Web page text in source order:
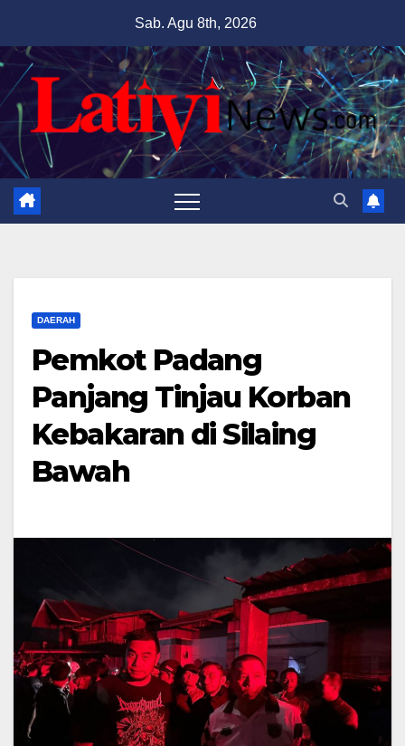
content
Sab. Agu 8th, 2026
DAERAH
Pemkot Padang
Panjang Tinjau Korban
Kebakaran di Silaing
Bawah